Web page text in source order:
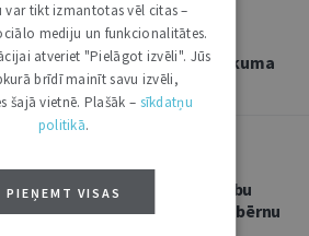
uzliktas sankcijas tiesiskuma
pielāgot darba laiku par labu
invaliditātes, bet kas aprūpē bērnu
var tikt izmantotas vēl citas –
mediju un funkcionalitātes.
atveriet "Pielāgot izvēli". Jūs
brīdī mainīt savu izvēli,
šajā vietnē. Plašāk – sīkdatņu
politikā.
PIEŅEMT VISAS